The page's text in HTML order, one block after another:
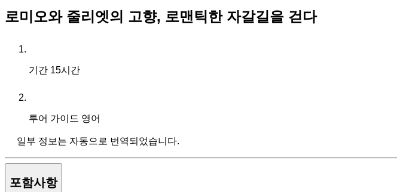
로미오와 줄리엣의 고향, 로맨틱한 자갈길을 걷다
기간 15시간
투어 가이드 영어
일부 정보는 자동으로 번역되었습니다.
포함사항